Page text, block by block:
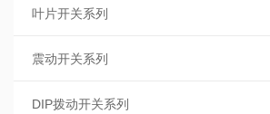
叶片开关系列
震动开关系列
DIP拨动开关系列